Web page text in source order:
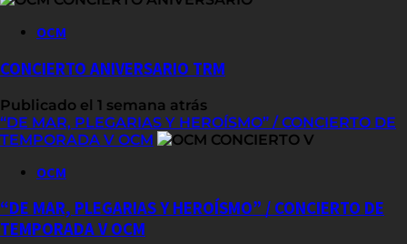
OCM
CONCIERTO ANIVERSARIO TRM
Publicado el 1 semana atrás
“DE MAR, PLEGARIAS Y HEROÍSMO” / CONCIERTO DE
TEMPORADA V OCM
OCM
“DE MAR, PLEGARIAS Y HEROÍSMO” / CONCIERTO DE
TEMPORADA V OCM